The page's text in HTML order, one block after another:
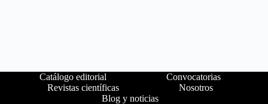
Catálogo editorial
Convocatorias
Revistas científicas
Nosotros
Blog y noticias